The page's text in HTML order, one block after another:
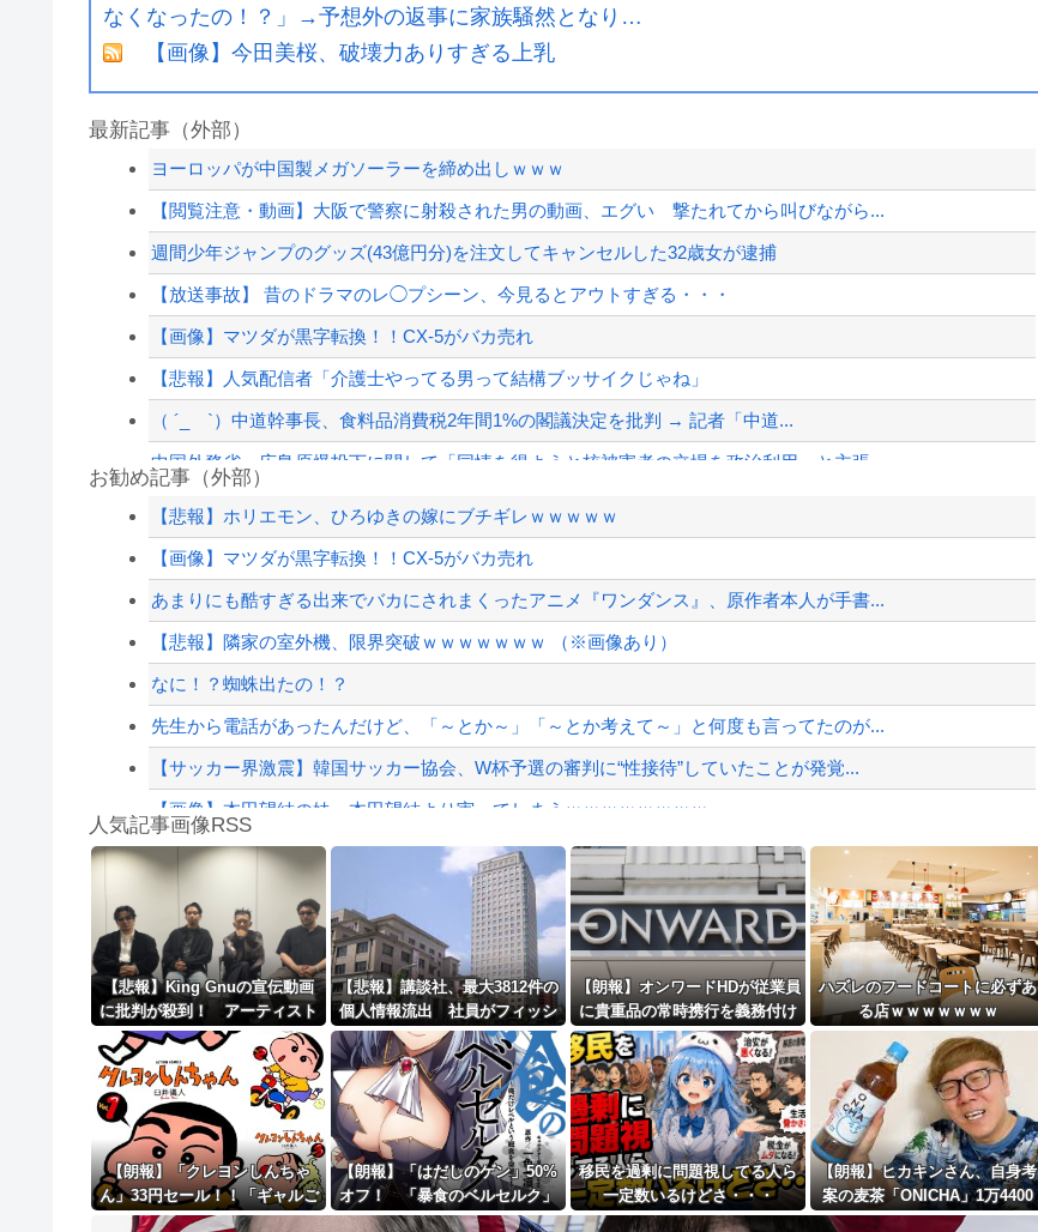
なくなったの！？」→予想外の返事に家族騒然となり…
【画像】今田美桜、破壊力ありすぎる上乳
最新記事（外部）
ヨーロッパが中国製メガソーラーを締め出しｗｗｗ
【閲覧注意・動画】大阪で警察に射殺された男の動画、エグい 撃たれてから叫びながら...
週間少年ジャンプのグッズ(43億円分)を注文してキャンセルした32歳女が逮捕
【放送事故】 昔のドラマのレ◯プシーン、今見るとアウトすぎる・・・
【画像】マツダが黒字転換！！CX-5がバカ売れ
【悲報】人気配信者「介護士やってる男って結構ブッサイクじゃね」
（ ´_ゝ`）中道幹事長、食料品消費税2年間1%の閣議決定を批判 → 記者「中道...
中国外務省、広島原爆投下に関して「同情を得ようと核被害者の立場を政治利用」と主張...
被災地・熊本、泥酔者の通報が止まらず県警が異例のお願い
【ハンターハンター】同じ部屋に1時間閉じ込められるなら？
【速報】影山優佳（25）、『爆弾発言』キタァアアアアアーーーーー！！
被災地・熊本、泥酔者の通報が止まらず県警が異例のお願い
【配信者】「金バエ」のSNS更新が1週間途絶え、様々な憶測が飛び交う。1週間ぶり...
【緊急速報】NYで警官が黒人男性の首を絞め、暴動第二波不可避へ
Powered by livedoor 相互RSS
お勧め記事（外部）
【悲報】ホリエモン、ひろゆきの嫁にブチギレｗｗｗｗｗ
【画像】マツダが黒字転換！！CX-5がバカ売れ
あまりにも酷すぎる出来でバカにされまくったアニメ『ワンダンス』、原作者本人が手書...
【悲報】隣家の室外機、限界突破ｗｗｗｗｗｗｗ （※画像あり）
なに！？蜘蛛出たの！？
先生から電話があったんだけど、「～とか～」「～とか考えて～」と何度も言ってたのが...
【サッカー界激震】韓国サッカー協会、W杯予選の審判に“性接待”していたことが発覚...
【画像】本田望結の妹、本田望結より実ってしまうｗｗｗｗｗｗｗｗ
【動画】ロシアの空挺兵、パラシュートが開かずに墜落してしまう。
白石「あ、あきら様……？」あきら「……白石」
8/4のニュース
日本旅行キャンセルすべきか…1万年ぶり史上最大級の火山の兆し＝韓国の反応
更新中止のお知らせ
海外「おめでとうタキ！」リヴァプール南野がバースデーゴール！！
Powered by livedoor 相互RSS
人気記事画像RSS
【悲報】King Gnuの宣伝動画
に批判が殺到！ アーティスト
に“好感度”ばかり求める時代へ
の違和感
【悲報】講談社、最大3812件の
個人情報流出 社員がフィッシ
ングメールに騙されるｗｗｗｗ
ｗｗｗ
【朗報】オンワードHDが従業員
に貴重品の常時携行を義務付け
ｗｗｗｗｗｗｗｗｗｗｗｗｗ
ハズレのフードコートに必ずあ
る店ｗｗｗｗｗｗｗ
【朗報】「クレヨンしんちゃ
ん」33円セール！！「ギャルご
はん」全10巻 各227円！！
【朗報】「はだしのゲン」50%
オフ！ 「暴食のベルセルク」
14巻無料ｗｗｗｗｗｗ
移民を過剰に問題視してる人ら
一定数いるけどさ・・・
【朗報】ヒカキンさん、自身考
案の麦茶「ONICHA」1万4400
本を熊本県に発送ｗｗｗｗｗｗ